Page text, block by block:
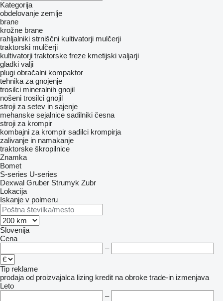
Kategorija
obdelovanje zemlje
brane
krožne brane
rahljalniki strniščni kultivatorji mulčerji
traktorski mulčerji
kultivatorji traktorske freze kmetijski valjarji
gladki valji
plugi obračalni kompaktor
tehnika za gnojenje
trosilci mineralnih gnojil
nošeni trosilci gnojil
stroji za setev in sajenje
mehanske sejalnice sadilniki česna
stroji za krompir
kombajni za krompir sadilci krompirja
zalivanje in namakanje
traktorske škropilnice
Znamka
Bomet
S-series U-series
Dexwal Gruber Strumyk Zubr
Lokacija
Iskanje v polmeru
Slovenija
Cena
–
Tip reklame
prodaja od proizvajalca lizing kredit na obroke trade-in izmenjava
Leto
–